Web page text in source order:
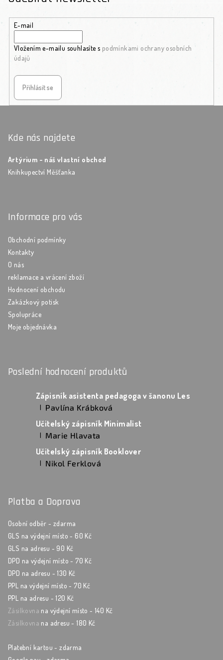
E-mail
Vložením e-mailu souhlasíte s podmínkami ochrany osobních
údajů
Přihlásit se
Kde nás najdete
Artýrium - náš vlastní obchod
Knihkupectví Měšťanka
Informace pro vás
Obchodní podmínky
Kontakty
O nás
reklamace a vrácení zboží
Hodnocení obchodu
Zakázkový potisk
Spolupráce
Moje objednávka
Poslední hodnocení produktů
Zápisník asistenta pedagoga v šanonu Les
Hodnocení produktu je 5 z 5 hvězdiček.
| Pavlína Krábková
Učitelský zápisník Minimalist
Hodnocení produktu je 5 z 5 hvězdiček.
| Marie Hlavata
Učitelský zápisník Booklover
Hodnocení produktu je 5 z 5 hvězdiček.
| Nikol Ferklová
Platba a Doprava
Osobní odběr - zdarma
GLS na výdejní místo - 60 Kč
GLS na adresu - 90 Kč
DPD na výdejní místo - 70 Kč
DPD na adresu - 130 Kč
PPL na výdejní místo - 70 Kč
PPL na adresu - 120 Kč
Zásilkovna na výdejní místo - 140 Kč
Zásilkovna na adresu - 180 Kč
Platební kartou - zdarma